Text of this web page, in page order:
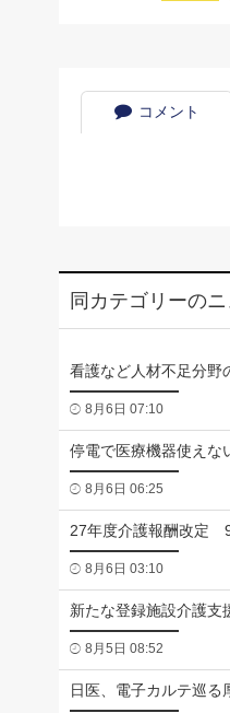
コメント
同カテゴリーの
看護など人材不足分野
8月6日 07:10
停電で医療機器使えな
8月6日 06:25
27年度介護報酬改定
8月6日 03:10
新たな登録施設介護
8月5日 08:52
日医、電子カルテ巡る